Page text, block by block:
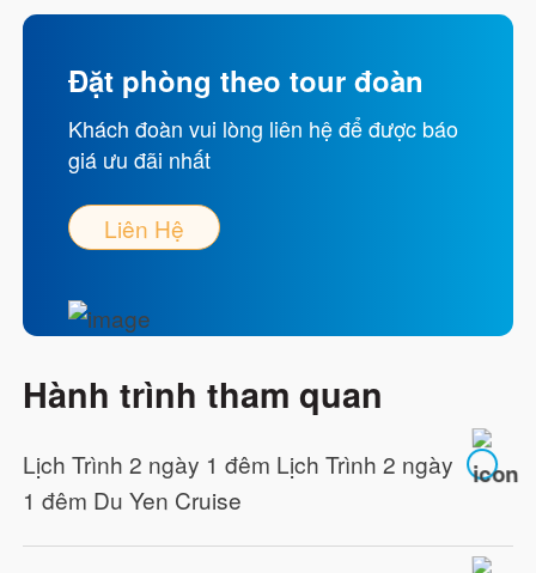
Đặt phòng theo tour đoàn
Khách đoàn vui lòng liên hệ để được báo
giá ưu đãi nhất
Liên Hệ
Hành trình tham quan
Lịch Trình 2 ngày 1 đêm Lịch Trình 2 ngày
1 đêm Du Yen Cruise